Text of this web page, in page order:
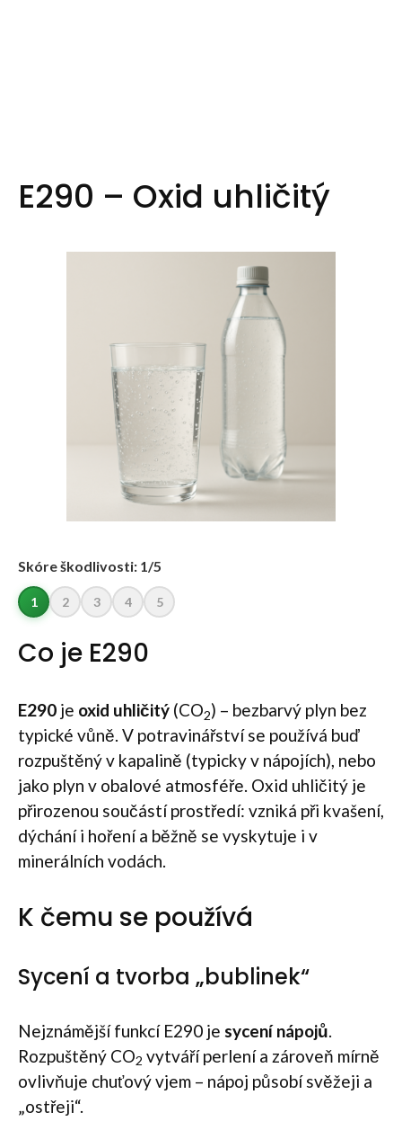
E290 – Oxid uhličitý
Skóre škodlivosti: 1/5
1 2 3 4 5
Co je E290
E290 je oxid uhličitý (CO2) – bezbarvý plyn bez
typické vůně. V potravinářství se používá buď
rozpuštěný v kapalině (typicky v nápojích), nebo
jako plyn v obalové atmosféře. Oxid uhličitý je
přirozenou součástí prostředí: vzniká při kvašení,
dýchání i hoření a běžně se vyskytuje i v
minerálních vodách.
K čemu se používá
Sycení a tvorba „bublinek“
Nejznámější funkcí E290 je sycení nápojů
Rozpuštěný CO2 vytváří perlení a zároveň mírně
ovlivňuje chuťový vjem – nápoj působí svěžeji a
„ostřeji“.